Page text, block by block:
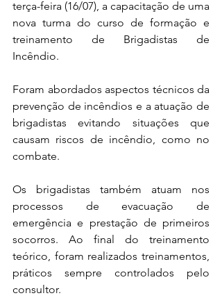
terça-feira (16/07), a capacitação de uma
nova turma do curso de formação e
treinamento de Brigadistas de
Incêndio.
Foram abordados aspectos técnicos da
prevenção de incêndios e a atuação de
brigadistas evitando situações que
causam riscos de incêndio, como no
combate.
Os brigadistas também atuam nos
processos de evacuação de
emergência e prestação de primeiros
socorros. Ao final do treinamento
teórico, foram realizados treinamentos,
práticos sempre controlados pelo
consultor.